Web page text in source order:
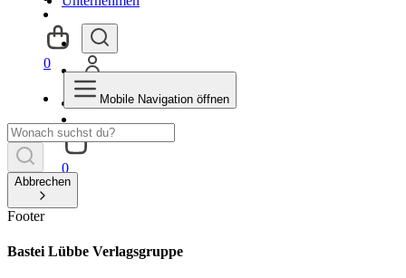
0
0
Mobile Navigation öffnen
Abbrechen
Footer
Bastei Lübbe Verlagsgruppe